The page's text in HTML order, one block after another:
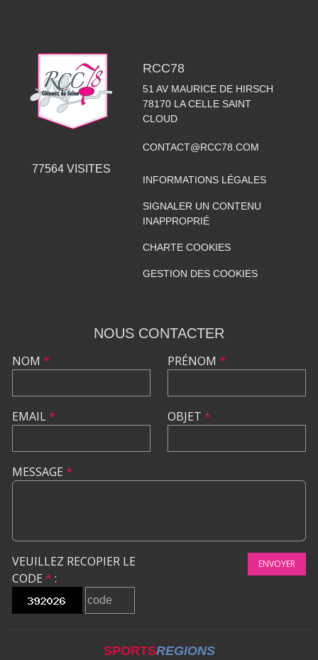
77564VISITES
RCC78
51 AV MAURICE DE HIRSCH
78170 LA CELLE SAINT
CLOUD
CONTACT@RCC78.COM
INFORMATIONS LÉGALES
SIGNALER UN CONTENU
INAPPROPRIÉ
CHARTE COOKIES
GESTION DES COOKIES
NOUS CONTACTER
NOM *
EMAIL*
PRÉNOM *
OBJET *
MESSAGE *
VEUILLEZ RECOPIER LE
CODE * :
ENVOYER
SPORTSREGIONS